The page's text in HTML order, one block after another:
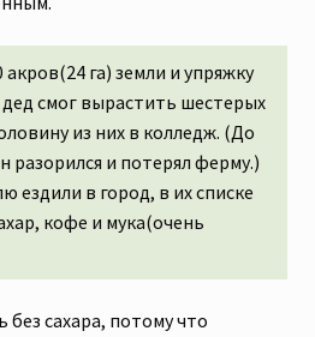
га) земли и упряжку
смог вырастить шестерых
из них в колледж. (До
разорился и потерял ферму.)
ездили в город, в их списке
кофе и мука(очень
сахара, потому что